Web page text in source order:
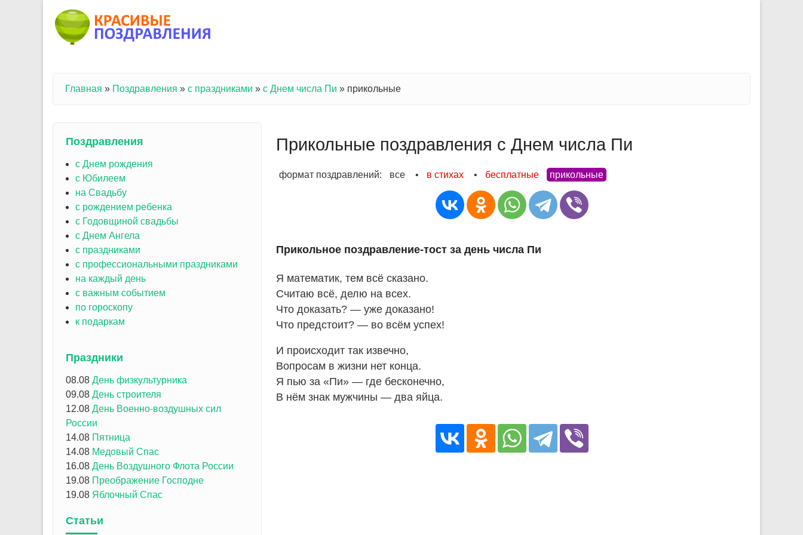
Вы здесь
Главная » Поздравления » с праздниками » с Днем числа Пи » прикольные
Прикольные поздравления с Днем числа Пи
формат поздравлений: все • в стихах • бесплатные прикольные
Прикольное поздравление-тост за день числа Пи
Я математик, тем всё сказано.
Считаю всё, делю на всех.
Что доказать? — уже доказано!
Что предстоит? — во всём успех!
И происходит так извечно,
Вопросам в жизни нет конца.
Я пью за «Пи» — где бесконечно,
В нём знак мужчины — два яйца.
Поздравления
с Днем рождения
с Юбилеем
на Свадьбу
с рождением ребенка
с Годовщиной свадьбы
с Днем Ангела
с праздниками
с профессиональными праздниками
на каждый день
с важным событием
по гороскопу
к подаркам
Праздники
08.08 День физкультурника
09.08 День строителя
12.08 День Военно-воздушных сил
России
14.08 Пятница
14.08 Медовый Спас
16.08 День Воздушного Флота России
19.08 Преображение Господне
19.08 Яблочный Спас
Статьи